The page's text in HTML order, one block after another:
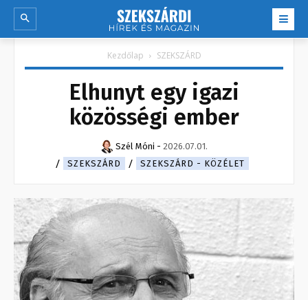
Kezdőlap SZEKSZÁRD
Elhunyt egy igazi
közösségi ember
Szél Móni - 2026.07.01.
SZEKSZÁRD
SZEKSZÁRD - KÖZÉLET